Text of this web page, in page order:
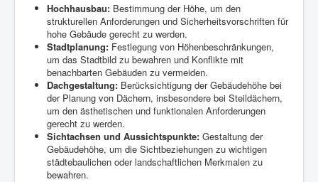
Hochhausbau: Bestimmung der Höhe, um den
strukturellen Anforderungen und Sicherheitsvorschriften für
hohe Gebäude gerecht zu werden.
Stadtplanung: Festlegung von Höhenbeschränkungen,
um das Stadtbild zu bewahren und Konflikte mit
benachbarten Gebäuden zu vermeiden.
Dachgestaltung: Berücksichtigung der Gebäudehöhe bei
der Planung von Dächern, insbesondere bei Steildächern,
um den ästhetischen und funktionalen Anforderungen
gerecht zu werden.
Sichtachsen und Aussichtspunkte: Gestaltung der
Gebäudehöhe, um die Sichtbeziehungen zu wichtigen
städtebaulichen oder landschaftlichen Merkmalen zu
bewahren.